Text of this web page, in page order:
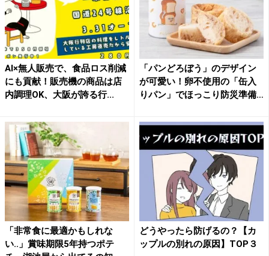
AI×無人販売で、食品ロス削減
にも貢献！販売機の商品は店
内調理OK、大阪が誇る行...
「パンどろぼう」のデザイン
が可愛い！卵不使用の「缶入
りパン」でほっこり防災準備
「非常食に最適かもしれな
い‥」賞味期限5年持つポテ
どうやったら防げるの？【カ
ップルの別れの原因】TOP３